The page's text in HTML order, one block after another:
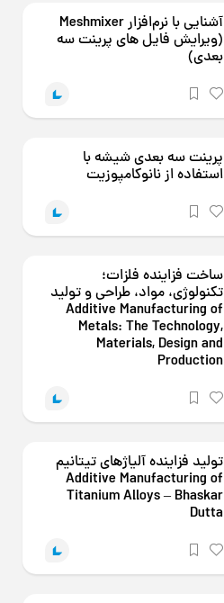
آشنایی با نرم‌افزار Meshmixer
(ویرایش فایل های پرینت سه
بعدی)
پرینت سه بعدی شیشه با
استفاده از نانوکامپوزیت
ساخت فزاینده فلزات؛
تکنولوژی، مواد، طراحی و تولید
Additive Manufacturing of
Metals: The Technology,
Materials, Design and
Production
تولید فزاینده آلیاژهای تیتانیم
Additive Manufacturing of
Titanium Alloys – Bhaskar
Dutta